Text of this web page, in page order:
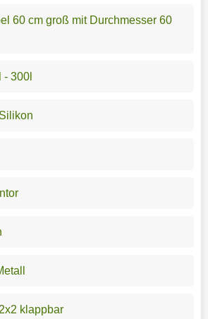
60 cm groß mit Durchmesser 60
300l
klappbar